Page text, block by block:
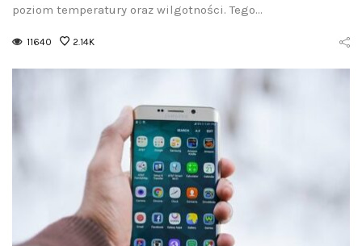
poziom temperatury oraz wilgotności. Tego…
11640 2.14K